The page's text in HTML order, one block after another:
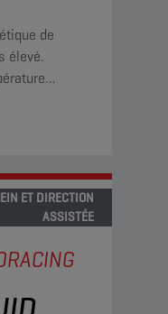
de
élevé.
ET DIRECTION
ASSISTÉE